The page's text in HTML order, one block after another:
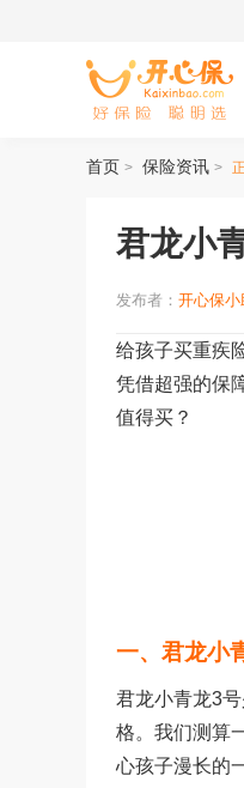
首页 > 保险资讯 >
君龙小
发布者： 开心保小
给孩子买重疾
凭借超强的保
值得买？
一、君龙小
君龙小青龙3
格。我们测算
心孩子漫长的